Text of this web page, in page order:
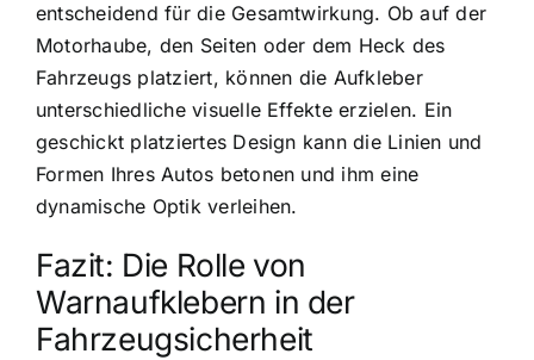
entscheidend für die Gesamtwirkung. Ob auf der
Motorhaube, den Seiten oder dem Heck des
Fahrzeugs platziert, können die Aufkleber
unterschiedliche visuelle Effekte erzielen. Ein
geschickt platziertes Design kann die Linien und
Formen Ihres Autos betonen und ihm eine
dynamische Optik verleihen.
Fazit: Die Rolle von
Warnaufklebern in der
Fahrzeugsicherheit